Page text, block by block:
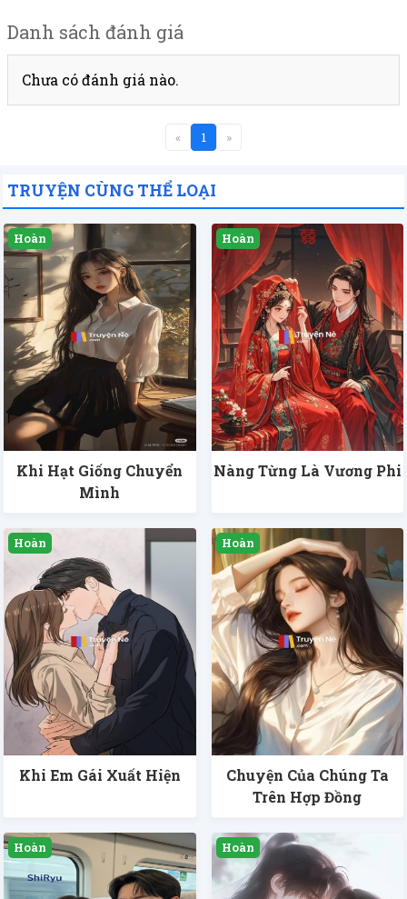
Danh sách đánh giá
Chưa có đánh giá nào.
« 1 »
TRUYỆN CÙNG THỂ LOẠI
Khi Hạt Giống Chuyển
Mình
Nàng Từng Là Vương Phi
Khi Em Gái Xuất Hiện
Chuyện Của Chúng Ta
Trên Hợp Đồng